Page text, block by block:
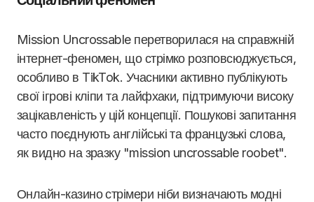
Mission Uncrossable перетворилася на справжній
інтернет-феномен, що стрімко розповсюджується,
особливо в TikTok. Учасники активно публікують
свої ігрові кліпи та лайфхаки, підтримуючи високу
зацікавленість у цій концепції. Пошукові запитання
часто поєднують англійські та французькі слова,
як видно на зразку "mission uncrossable roobet".
Онлайн-казино стрімери ніби визначають модні